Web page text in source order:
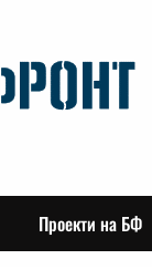
Проекти на БФ